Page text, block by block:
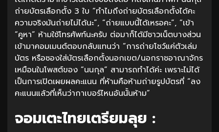
ถ่ายบัตรเลือกตั้ง 3 ใบ “ทำไมถึงถ่ายบัตรเลือกตั้งได้คะ
ความจริงมันถ่ายไม่ได้นะ”, “ถ่ายแบบนี้ได้เหรอคะ”, “เข้า
“คูหา” ห้ามใช้โทรศัพท์นะครับ ต่อมาก็ได้มีชาวเน็ตบางส่วน
เข้ามาคอมเมนต์ตอบกลับแทนว่า “การถ่ายโชว์แค่ตัวเล่ม
บัตร หรือซองใส่บัตรเลือกตั้งนอกเขต/นอกราชอาณาจักร
เหมือนในโพสต์ของ “นนกุล” สามารถทำได้ค่ะ เพราะไม่ได้
เป็นการเปิดเผยผลคะแนน ที่ห้ามคือห้ามถ่ายรูปบัตรที่ “ลง
คะแนนแล้วที่เห็นว่ากาเบอร์ไหนอันนั้นห้าม”
จอมเตะไทยเตรียมลุย :